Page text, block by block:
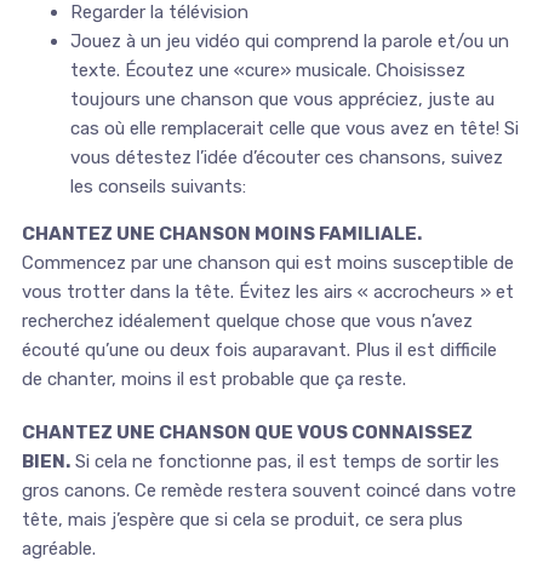
Regarder la télévision
Jouez à un jeu vidéo qui comprend la parole et/ou un
texte. Écoutez une «cure» musicale. Choisissez
toujours une chanson que vous appréciez, juste au
cas où elle remplacerait celle que vous avez en tête! Si
vous détestez l’idée d’écouter ces chansons, suivez
les conseils suivants:
CHANTEZ UNE CHANSON MOINS FAMILIALE.
Commencez par une chanson qui est moins susceptible de
vous trotter dans la tête. Évitez les airs « accrocheurs » et
recherchez idéalement quelque chose que vous n’avez
écouté qu’une ou deux fois auparavant. Plus il est difficile
de chanter, moins il est probable que ça reste.
CHANTEZ UNE CHANSON QUE VOUS CONNAISSEZ
BIEN.Si cela ne fonctionne pas, il est temps de sortir les
gros canons. Ce remède restera souvent coincé dans votre
tête, mais j’espère que si cela se produit, ce sera plus
agréable.